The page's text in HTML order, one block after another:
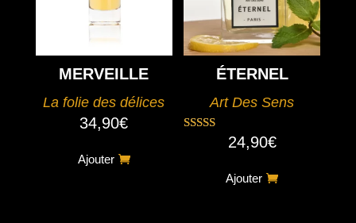
MERVEILLE
La folie des délices
34,90€
Ajouter
ÉTERNEL
Art Des Sens
24,90€
Ajouter